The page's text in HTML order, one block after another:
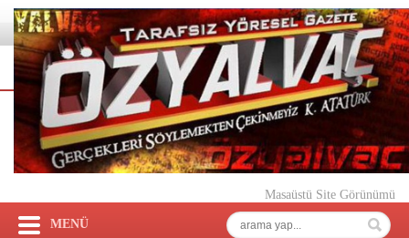
Masaüstü Site Görünümü
MENÜ